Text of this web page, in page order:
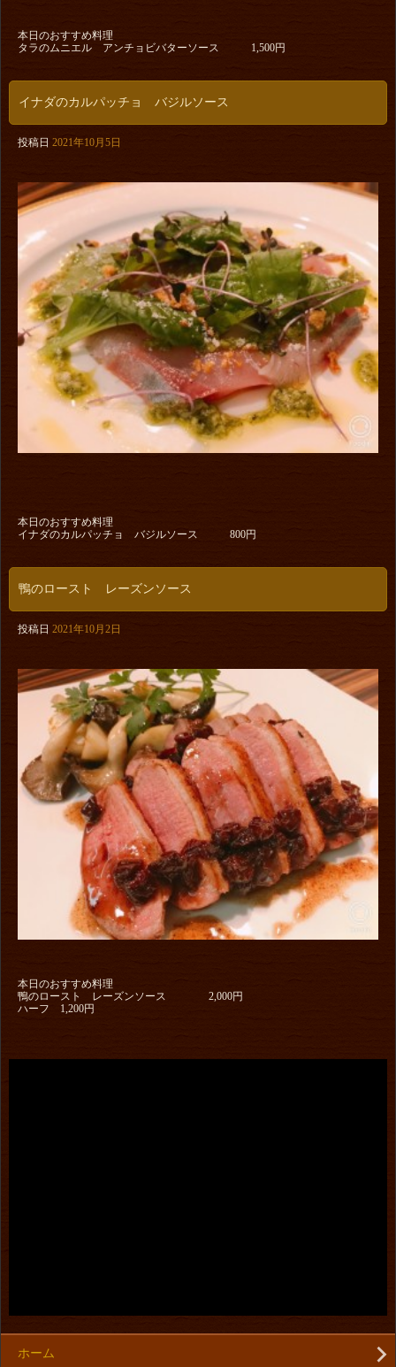
本日のおすすめ料理
タラのムニエル アンチョビバターソース 1,500円
イナダのカルパッチョ バジルソース
投稿日 2021年10月5日
本日のおすすめ料理
イナダのカルパッチョ バジルソース 800円
鴨のロースト レーズンソース
投稿日 2021年10月2日
本日のおすすめ料理
鴨のロースト レーズンソース 2,000円
ハーフ 1,200円
ホーム